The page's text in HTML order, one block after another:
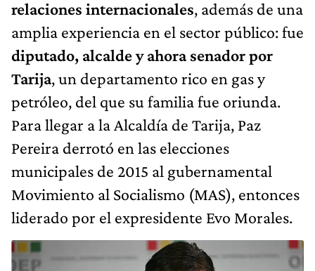
relaciones internacionales, además de una
amplia experiencia en el sector público: fue
diputado, alcalde y ahora senador por
Tarija, un departamento rico en gas y
petróleo, del que su familia fue oriunda.
Para llegar a la Alcaldía de Tarija, Paz
Pereira derrotó en las elecciones
municipales de 2015 al gubernamental
Movimiento al Socialismo (MAS), entonces
liderado por el expresidente Evo Morales.